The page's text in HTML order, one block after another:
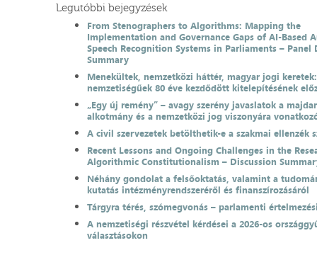
Legutóbbi bejegyzések
From Stenographers to Algorithms: Mapping the
Implementation and Governance Gaps of AI-Based
Speech Recognition Systems in Parliaments – Panel
Summary
Menekültek, nemzetközi háttér, magyar jogi
nemzetiségűek 80 éve kezdődött kitelepítésének
„Egy új remény” – avagy szerény javaslatok a
alkotmány és a nemzetközi jog viszonyára
A civil szervezetek betölthetik-e a szakmai ellenzék
Recent Lessons and Ongoing Challenges in the
Algorithmic Constitutionalism – Discussion
Néhány gondolat a felsőoktatás, valamint a
kutatás intézményrendszeréről és finanszírozásáról
Tárgyra térés, szómegvonás – parlamenti
A nemzetiségi részvétel kérdései a 2026-os
választásokon